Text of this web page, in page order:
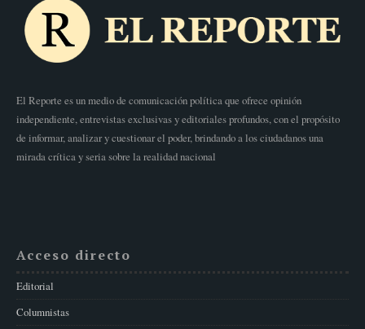
El Reporte es un medio de comunicación política que ofrece opinión
independiente, entrevistas exclusivas y editoriales profundos, con el propósito
de informar, analizar y cuestionar el poder, brindando a los ciudadanos una
mirada crítica y seria sobre la realidad nacional
Acceso directo
Editorial
Columnistas